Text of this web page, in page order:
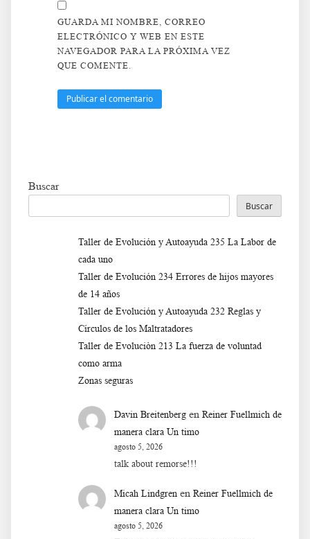
GUARDA MI NOMBRE, CORREO
ELECTRÓNICO Y WEB EN ESTE
NAVEGADOR PARA LA PRÓXIMA VEZ
QUE COMENTE.
Buscar
Buscar
Taller de Evolución y Autoayuda 235 La Labor de
cada uno
Taller de Evolución 234 Errores de hijos mayores
de 14 años
Taller de Evolución y Autoayuda 232 Reglas y
Círculos de los Maltratadores
Taller de Evoluciòn 213 La fuerza de voluntad
como arma
Zonas seguras
Davin Breitenberg en Reiner Fuellmich de
manera clara Un timo
agosto 5, 2026
talk about remorse!!!
Micah Lindgren en Reiner Fuellmich de
manera clara Un timo
agosto 5, 2026